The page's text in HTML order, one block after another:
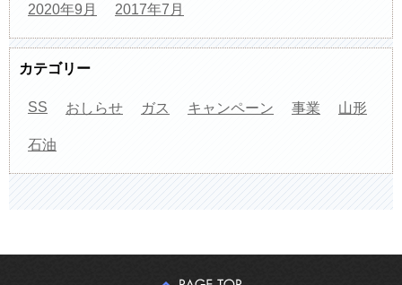
2020年9月 2017年7月
カテゴリー
SS おしらせ ガス キャンペーン 事業 山形
石油